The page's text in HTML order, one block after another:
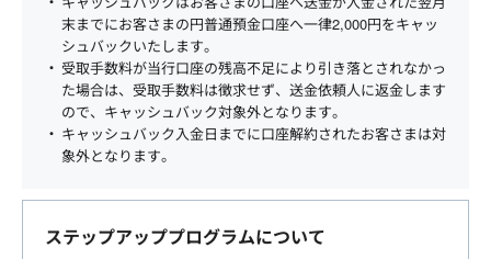
末までにお客さまの円普通預金口座へ一律2,000円をキャッ
シュバックいたします。
受取手数料が当行口座の残高不足により引き落とされなかっ
た場合は、受取手数料は徴求せず、送金依頼人に返金します
ので、キャッシュバック対象外となります。
キャッシュバック入金日までに口座解約されたお客さまは対
象外となります。
ステップアッププログラムについて